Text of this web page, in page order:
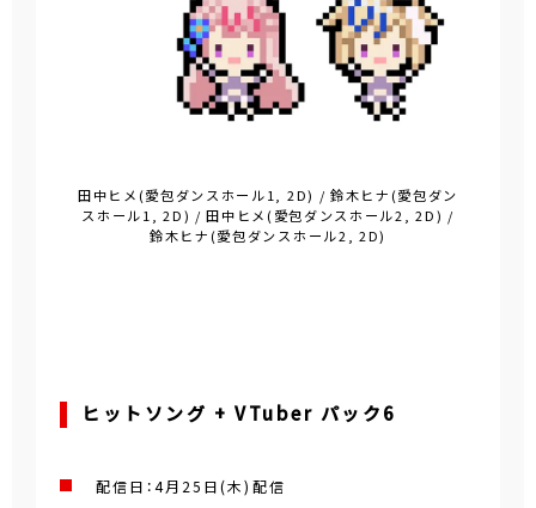
田中ヒメ(愛包ダンスホール1, 2D) / 鈴木ヒナ(愛包ダン
スホール1, 2D) / 田中ヒメ(愛包ダンスホール2, 2D) /
鈴木ヒナ(愛包ダンスホール2, 2D)
ヒットソング + VTuber パック6
配信日：4月25日(木) 配信